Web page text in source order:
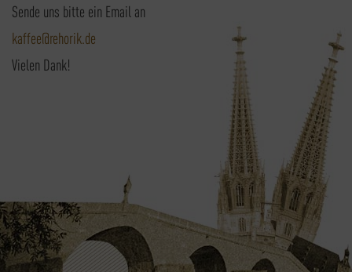
Sende uns bitte ein Email an
kaffee@rehorik.de
Vielen Dank!